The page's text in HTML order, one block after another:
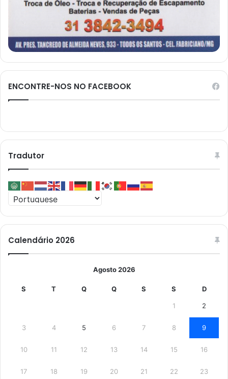
ENCONTRE-NOS NO FACEBOOK
Tradutor
Calendário 2026
Agosto 2026
S T Q Q S S D
1 2
3 4 5 6 7 8 9
10 11 12 13 14 15 16
17 18 19 20 21 22 23